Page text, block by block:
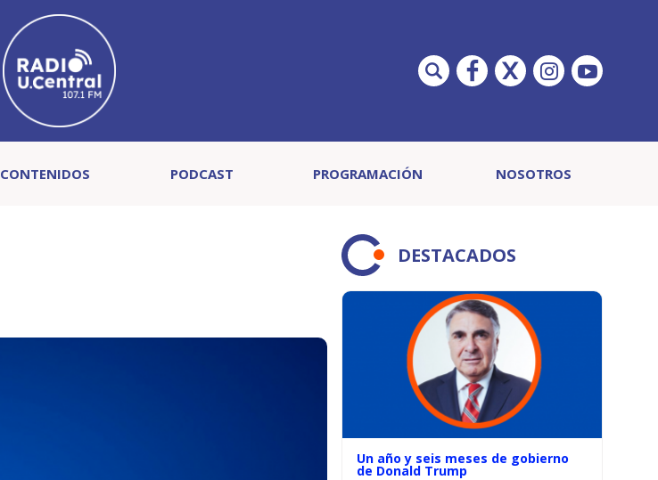
CONTENIDOS PODCAST PROGRAMACIÓN NOSOTROS
DESTACADOS
Un año y seis meses de gobierno
de Donald Trump